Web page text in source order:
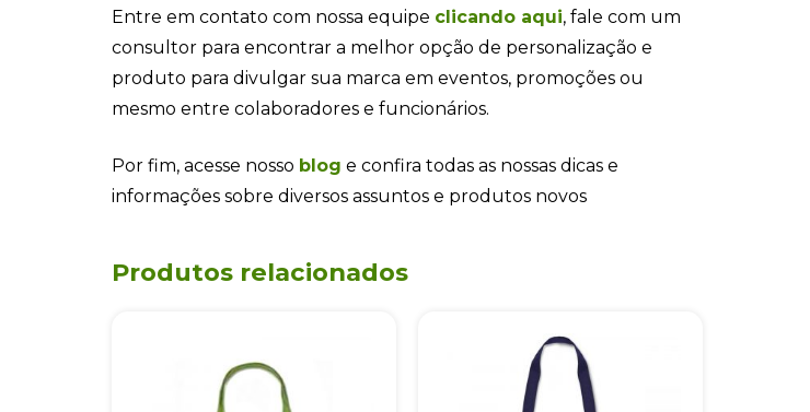
Entre em contato com nossa equipe clicando aqui, fale com um
consultor para encontrar a melhor opção de personalização e
produto para divulgar sua marca em eventos, promoções ou
mesmo entre colaboradores e funcionários.
Por fim, acesse nosso blog e confira todas as nossas dicas e
informações sobre diversos assuntos e produtos novos
Produtos relacionados
online